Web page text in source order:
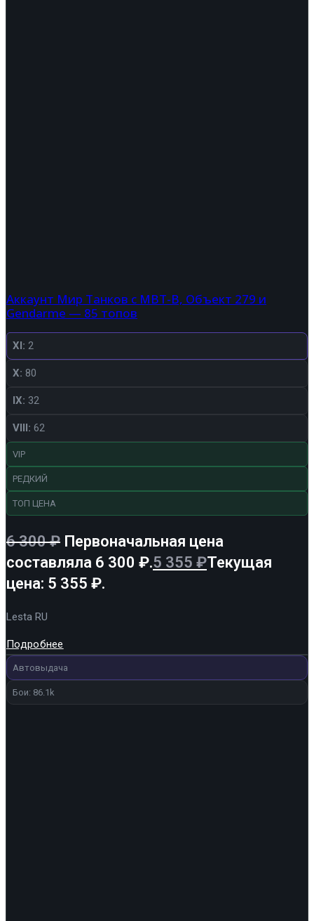
Аккаунт Мир Танков с MBT-B, Объект 279 и
Gendarme — 85 топов
XI: 2
X: 80
IX: 32
VIII: 62
VIP
РЕДКИЙ
ТОП ЦЕНА
6 300₽ Первоначальная цена
составляла 6 300 ₽.5 355 ₽Текущая
цена: 5 355 ₽.
Lesta RU
Подробнее
Автовыдача
Бои: 86.1k